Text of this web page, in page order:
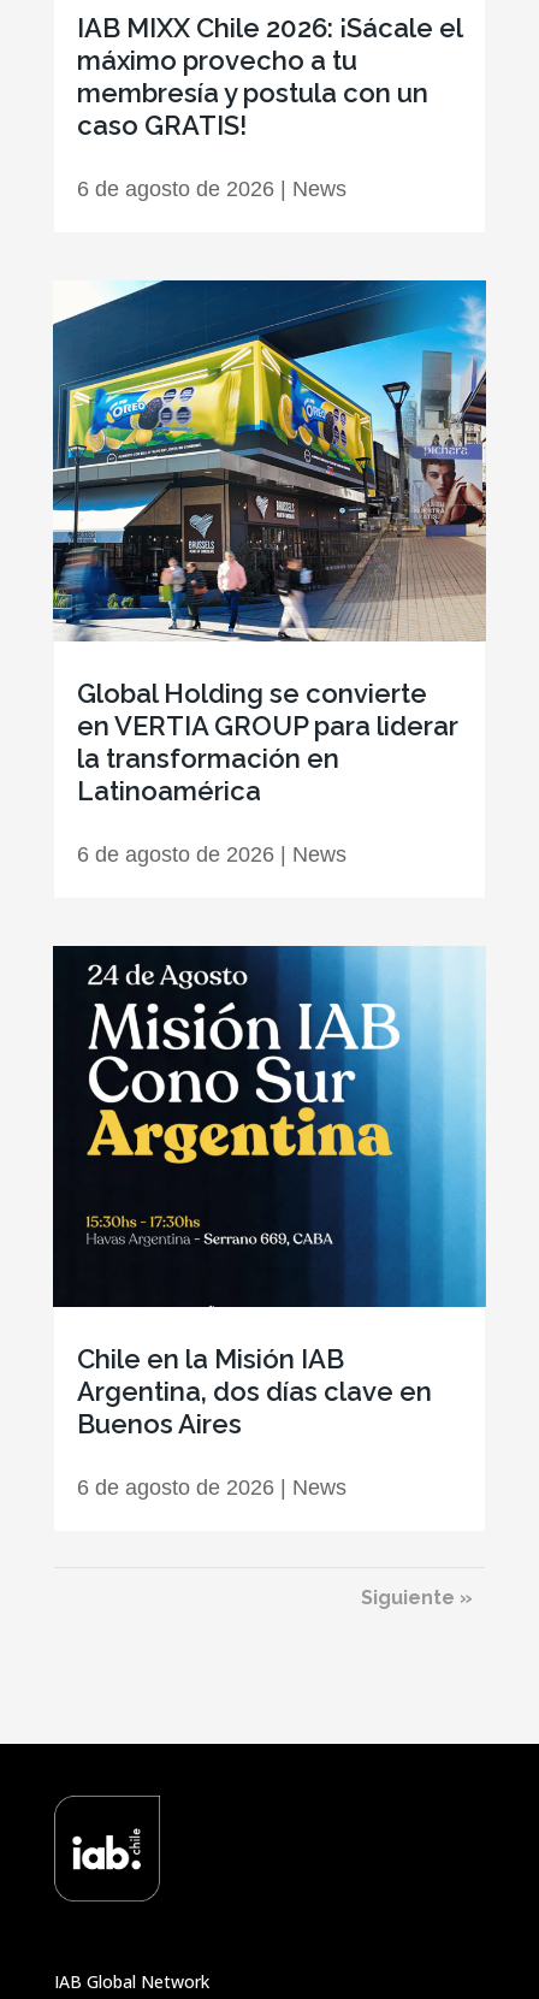
IAB MIXX Chile 2026: ¡Sácale el
máximo provecho a tu
membresía y postula con un
caso GRATIS!
6 de agosto de 2026| News
Global Holding se convierte
en VERTIA GROUP para liderar
la transformación en
Latinoamérica
6 de agosto de 2026| News
Chile en la Misión IAB
Argentina, dos días clave en
Buenos Aires
6 de agosto de 2026| News
Siguiente »
IAB Global Network